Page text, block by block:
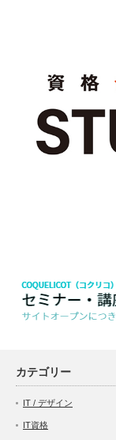
カテゴリー
IT / デザイン
IT資格